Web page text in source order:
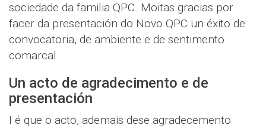
sociedade da familia QPC. Moitas gracias por
facer da presentación do Novo QPC un éxito de
convocatoria, de ambiente e de sentimento
comarcal.
Un acto de agradecimento e de
presentación
I é que o acto, ademais dese agradecemento